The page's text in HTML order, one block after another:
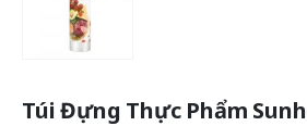
Túi Đựng Thực Phẩm